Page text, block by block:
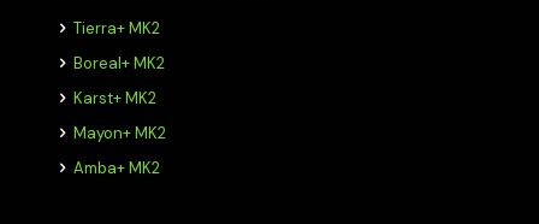
Tierra+ MK2
Boreal+ MK2
Karst+ MK2
Mayon+ MK2
Amba+ MK2